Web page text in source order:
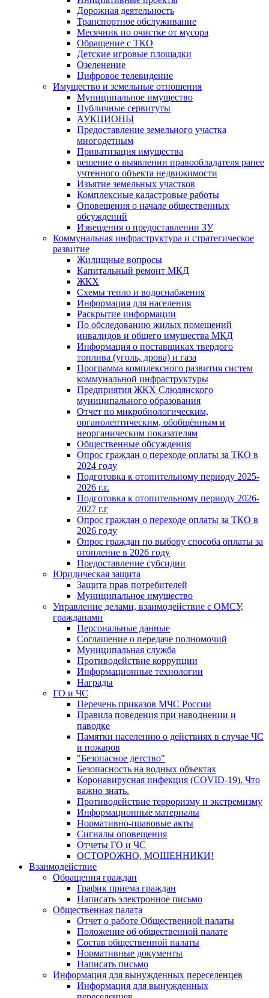
Дорожная деятельность
Транспортное обслуживание
Месячник по очистке от мусора
Обращение с ТКО
Детские игровые площадки
Озеленение
Цифровое телевидение
Имущество и земельные отношения
Муниципальное имущество
Публичные сервитуты
АУКЦИОНЫ
Предоставление земельного участка
многодетным
Приватизация имущества
решение о выявлении правообладателя ранее
учтенного объекта недвижимости
Изъятие земельных участков
Комплексные кадастровые работы
Оповещения о начале общественных
обсуждений
Извещения о предоставлении ЗУ
Коммунальная инфраструктура и стратегическое
развитие
Жилищные вопросы
Капитальный ремонт МКД
ЖКХ
Схемы тепло и водоснабжения
Информация для населения
Раскрытие информации
По обследованию жилых помещений
инвалидов и общего имущества МКД
Информация о поставщиках твердого
топлива (уголь, дрова) и газа
Программа комплексного развития систем
коммунальной инфраструктуры
Предприятия ЖКХ Слюдянского
муниципального образования
Отчет по микробиологическим,
органолептическим, обобщённым и
неорганическим показателям
Общественные обсуждения
Опрос граждан о переходе оплаты за ТКО в
2024 году
Подготовка к отопительному периоду 2025-
2026 г.г.
Подготовка к отопительному периоду 2026-
2027 г.г
Опрос граждан о переходе оплаты за ТКО в
2026 году
Опрос граждан по выбору способа оплаты за
отопление в 2026 году
Предоставление субсидии
Юридическая защита
Защита прав потребителей
Муниципальное имущество
Управление делами, взаимодействие с ОМСУ,
гражданами
Персональные данные
Соглашение о передаче полномочий
Муниципальная служба
Противодействие коррупции
Информационные технологии
Награды
ГО и ЧС
Перечень приказов МЧС России
Правила поведения при наводнении и
паводке
Памятки населению о действиях в случае ЧС
и пожаров
"Безопасное детство"
Безопасность на водных объектах
Коронавирусная инфекция (COVID-19). Что
важно знать.
Противодействие терроризму и экстремизму
Информационные материалы
Нормативно-правовые акты
Сигналы оповещения
Отчеты ГО и ЧС
ОСТОРОЖНО, МОШЕННИКИ!
Взаимодействие
Обращения граждан
График приема граждан
Написать электронное письмо
Общественная палата
Отчет о работе Общественной палаты
Положение об общественной палате
Состав общественной палаты
Нормативные документы
Написать письмо
Информация для вынужденных переселенцев
Информация для вынужденных